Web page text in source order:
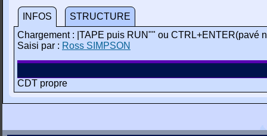
INFOS
STRUCTURE
Chargement : |TAPE puis RUN"" ou CTRL+ENTER(pavé
Saisi par : Ross SIMPSON
CDT propre